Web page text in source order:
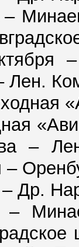
–
Лен.
–
–
Др.
–